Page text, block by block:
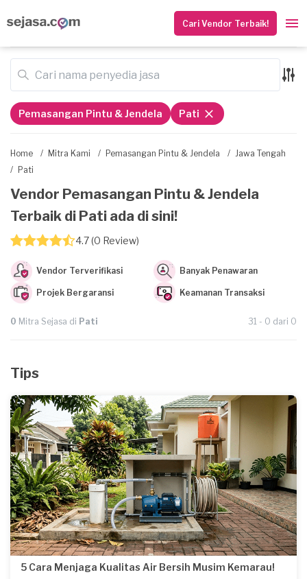
Cari Vendor Terbaik!
Home / Mitra Kami / Pemasangan Pintu & Jendela / Jawa Tengah
/ Pati
Vendor Pemasangan Pintu & Jendela
Terbaik di Pati ada di sini!
4.7 (0 Review)
Vendor Terverifikasi Banyak Penawaran
Projek Bergaransi Keamanan Transaksi
0 Mitra Sejasa di Pati 31 - 0 dari 0
Pemasangan Pintu & Jendela Pati
Tips
5 Cara Menjaga Kualitas Air Bersih Musim Kemarau!